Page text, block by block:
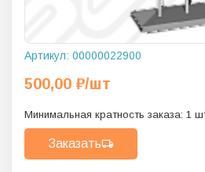
Артикул: 00000022900
500,00 ₽/шт
Минимальная кратность заказа: 1
Заказать